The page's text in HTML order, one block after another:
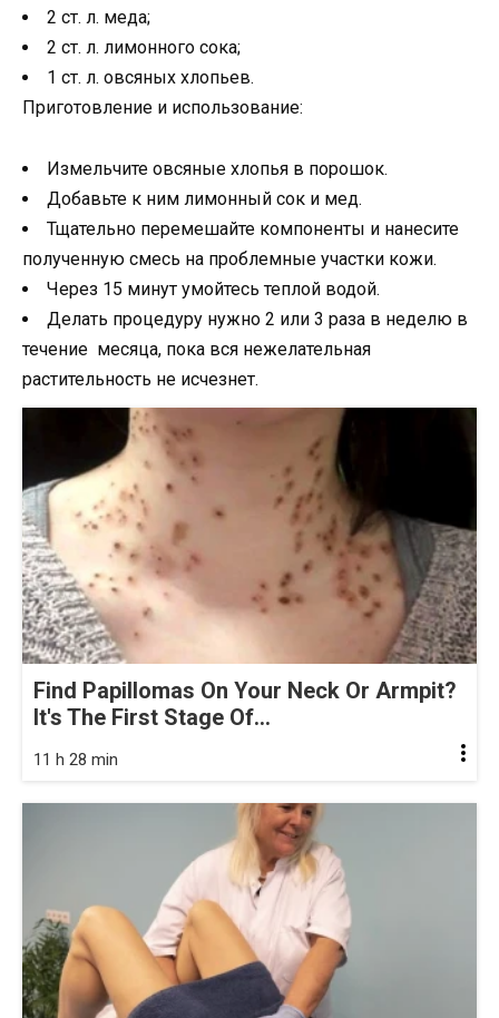
2 ст. л. меда;
2 ст. л. лимонного сока;
1 ст. л. овсяных хлопьев.
Приготовление и использование:
Измельчите овсяные хлопья в порошок.
Добавьте к ним лимонный сок и мед.
Тщательно перемешайте компоненты и нанесите
полученную смесь на проблемные участки кожи.
Через 15 минут умойтесь теплой водой.
Делать процедуру нужно 2 или 3 раза в неделю в
течение месяца, пока вся нежелательная
растительность не исчезнет.
Find Papillomas On Your Neck Or Armpit?
It's The First Stage Of...
11 h 28 min